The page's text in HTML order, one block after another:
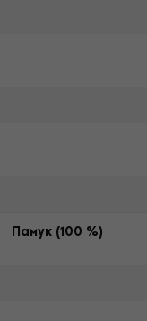
Памук (100 %)